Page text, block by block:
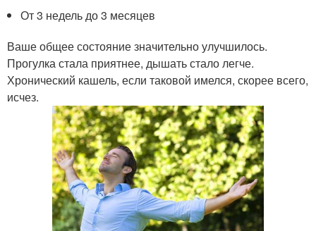
От 3 недель до 3 месяцев
Ваше общее состояние значительно улучшилось.
Прогулка стала приятнее, дышать стало легче.
Хронический кашель, если таковой имелся, скорее всего,
исчез.